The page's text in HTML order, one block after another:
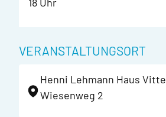
18 Uhr
VERANSTALTUNGSORT
Henni Lehmann Haus Vitte
Wiesenweg 2